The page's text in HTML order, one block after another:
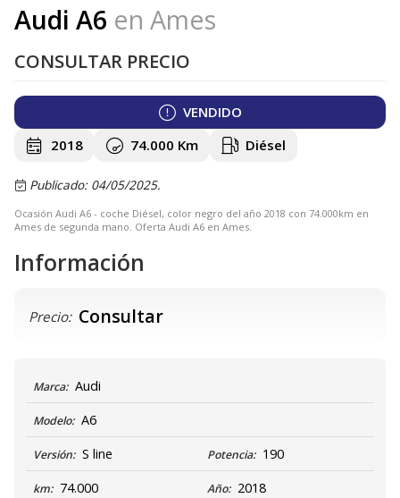
Audi A6 en Ames
CONSULTAR PRECIO
VENDIDO
2018
74.000 Km Diésel
Publicado: 04/05/2025.
Ocasión Audi A6 - coche Diésel, color negro del año 2018 con 74.000km en
Ames de segunda mano. Oferta Audi A6 en Ames.
Información
Precio: Consultar
Marca: Audi
Modelo: A6
Versión: S line Potencia: 190
km: 74.000 Año: 2018